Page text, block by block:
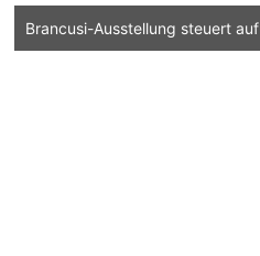
Brancusi-Ausstellung steuert